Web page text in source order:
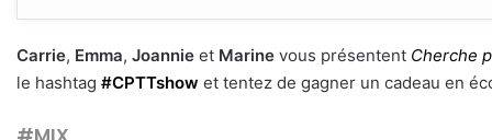
Carrie, Emma, Joannie et Marine vous présentent Cherche
le hashtag #CPTTshow et tentez de gagner un cadeau en